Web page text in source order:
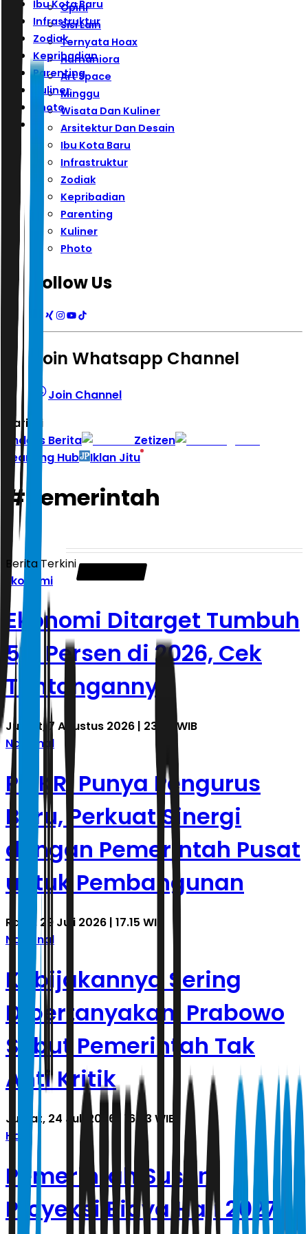
Ibu Kota Baru
Infrastruktur
Zodiak
Kepribadian
Parenting
Kuliner
Photo
Opini
Sisi Lain
Ternyata Hoax
Humaniora
Art Space
Minggu
Wisata Dan Kuliner
Arsitektur Dan Desain
Ibu Kota Baru
Infrastruktur
Zodiak
Kepribadian
Parenting
Kuliner
Photo
Follow Us
Join Whatsapp Channel
Join Channel
Hari ini
Indeks Berita
Zetizen
Learning Hub
Iklan Jitu
#pemerintah
Berita Terkini
Ekonomi
Ekonomi Ditarget Tumbuh
5,4 Persen di 2026, Cek
Tantangannya
Jumat, 7 Agustus 2026 | 23.53 WIB
Nasional
PMKRI Punya Pengurus
Baru, Perkuat Sinergi
dengan Pemerintah Pusat
untuk Pembangunan
Rabu, 29 Juli 2026 | 17.15 WIB
Nasional
Kebijakannya Sering
Dipertanyakan, Prabowo
Sebut Pemerintah Tak
Anti Kritik
Jumat, 24 Juli 2026 | 16.53 WIB
Haji
Pemerintah Susun
Proyeksi Biaya Haji 2027,